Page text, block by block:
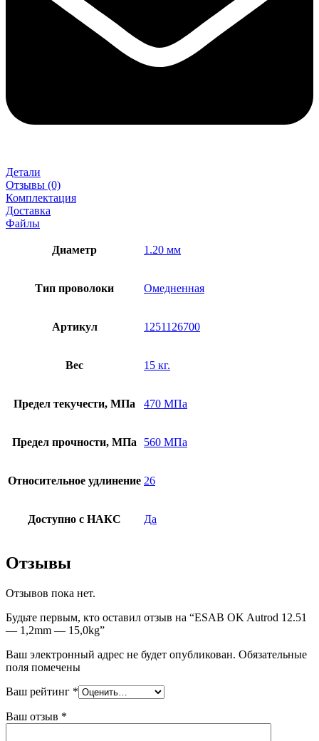
Детали
Отзывы (0)
Комплектация
Доставка
Файлы
Диаметр 1.20 мм
Тип проволоки Омедненная
Артикул 1251126700
Вес 15 кг.
Предел текучести, МПа 470 МПа
Предел прочности, МПа 560 МПа
Относительное удлинение 26
Доступно с НАКС Да
Отзывы
Отзывов пока нет.
Будьте первым, кто оставил отзыв на “ESAB OK Autrod 12.51
— 1,2mm — 15,0kg”
Ваш электронный адрес не будет опубликован. Обязательные
поля помечены
Ваш рейтинг *
Ваш отзыв *